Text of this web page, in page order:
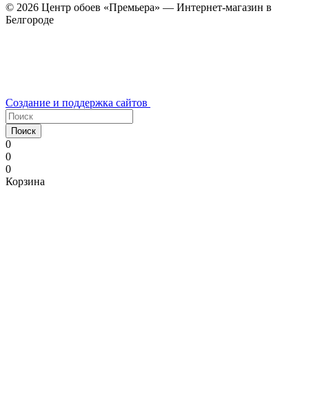
© 2026 Центр обоев «Премьера» — Интернет-магазин в
Белгороде
Создание и поддержка сайтов
Поиск
0
0
0
Корзина